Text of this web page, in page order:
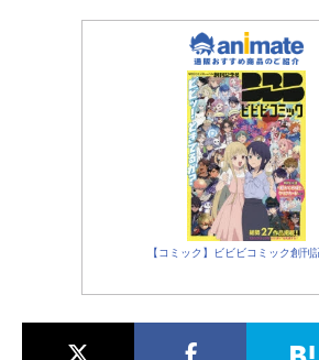
【コミック】ビビビコミック創刊